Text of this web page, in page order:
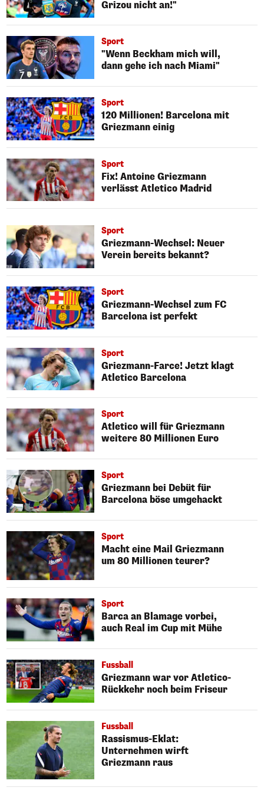
Grizou nicht an!"
Sport
"Wenn Beckham mich will,
dann gehe ich nach Miami"
Sport
120 Millionen! Barcelona mit
Griezmann einig
Sport
Fix! Antoine Griezmann
verlässt Atletico Madrid
Sport
Griezmann-Wechsel: Neuer
Verein bereits bekannt?
Sport
Griezmann-Wechsel zum FC
Barcelona ist perfekt
Sport
Griezmann-Farce! Jetzt klagt
Atletico Barcelona
Sport
Atletico will für Griezmann
weitere 80 Millionen Euro
Sport
Griezmann bei Debüt für
Barcelona böse umgehackt
Sport
Macht eine Mail Griezmann
um 80 Millionen teurer?
Sport
Barca an Blamage vorbei,
auch Real im Cup mit Mühe
Fussball
Griezmann war vor Atletico-
Rückkehr noch beim Friseur
Fussball
Rassismus-Eklat:
Unternehmen wirft
Griezmann raus